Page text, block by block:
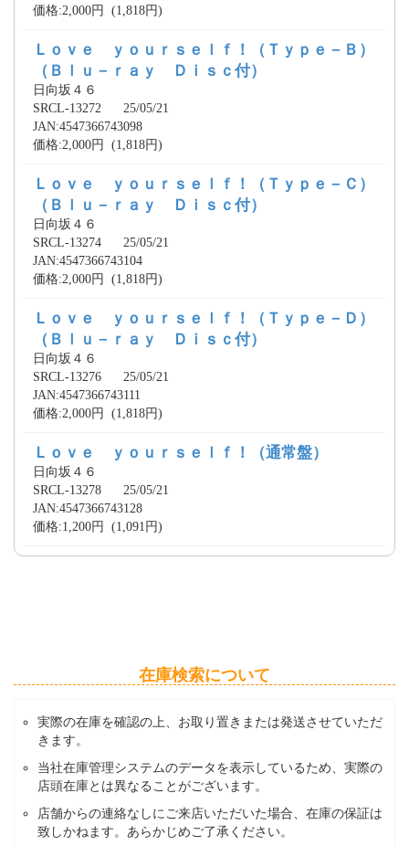
価格:2,000円 (1,818円)
Ｌｏｖｅ ｙｏｕｒｓｅｌｆ！（Ｔｙｐｅ－Ｂ）
（Ｂｌｕ－ｒａｙ Ｄｉｓｃ付）
日向坂４６
SRCL-13272 25/05/21
JAN:4547366743098
価格:2,000円 (1,818円)
Ｌｏｖｅ ｙｏｕｒｓｅｌｆ！（Ｔｙｐｅ－Ｃ）
（Ｂｌｕ－ｒａｙ Ｄｉｓｃ付）
日向坂４６
SRCL-13274 25/05/21
JAN:4547366743104
価格:2,000円 (1,818円)
Ｌｏｖｅ ｙｏｕｒｓｅｌｆ！（Ｔｙｐｅ－Ｄ）
（Ｂｌｕ－ｒａｙ Ｄｉｓｃ付）
日向坂４６
SRCL-13276 25/05/21
JAN:4547366743111
価格:2,000円 (1,818円)
Ｌｏｖｅ ｙｏｕｒｓｅｌｆ！（通常盤）
日向坂４６
SRCL-13278 25/05/21
JAN:4547366743128
価格:1,200円 (1,091円)
在庫検索について
実際の在庫を確認の上、お取り置きまたは発送させていただ
きます。
当社在庫管理システムのデータを表示しているため、実際の
店頭在庫とは異なることがございます。
店舗からの連絡なしにご来店いただいた場合、在庫の保証は
致しかねます。あらかじめご了承ください。